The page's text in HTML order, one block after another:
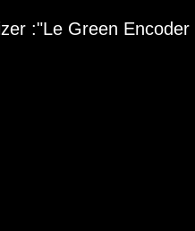
:"Le Green